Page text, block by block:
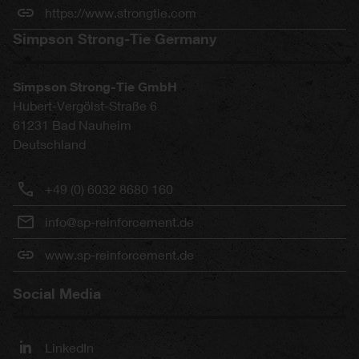
https://www.strongtie.com
Simpson Strong-Tie Germany
Simpson Strong-Tie GmbH
Hubert-Vergölst-Straße 6
61231 Bad Nauheim
Deutschland
+49 (0) 6032 8680 160
info@sp-reinforcement.de
www.sp-reinforcement.de
Social Media
LinkedIn